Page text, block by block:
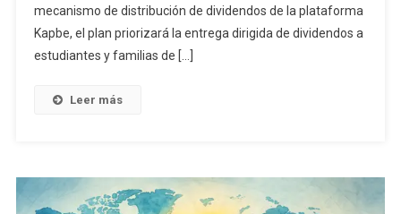
mecanismo de distribución de dividendos de la plataforma
Kapbe, el plan priorizará la entrega dirigida de dividendos a
estudiantes y familias de […]
Leer más